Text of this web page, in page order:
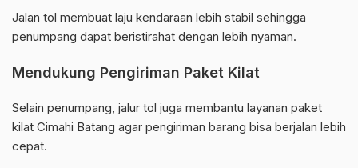
Jalan tol membuat laju kendaraan lebih stabil sehingga
penumpang dapat beristirahat dengan lebih nyaman.
Mendukung Pengiriman Paket Kilat
Selain penumpang, jalur tol juga membantu layanan paket
kilat Cimahi Batang agar pengiriman barang bisa berjalan lebih
cepat.